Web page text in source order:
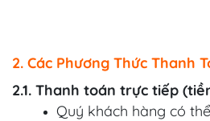
2. Các Phương Thức Thanh
2.1. Thanh toán trực tiếp
Quý khách hàng có